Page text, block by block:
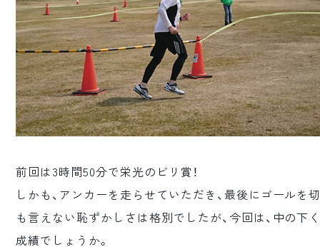
前回は3時間50分で栄光のビリ賞！
しかも、アンカーを走らせていただき、最後にゴールを
も言えない恥ずかしさは格別でしたが、今回は、中の下
成績でしょうか。